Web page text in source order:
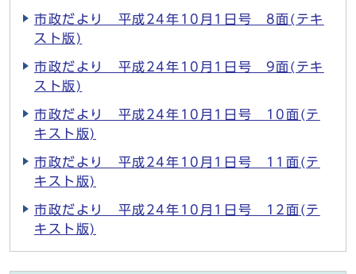
市政だより 平成24年10月1日号 8面(テキ
スト版)
市政だより 平成24年10月1日号 9面(テキ
スト版)
市政だより 平成24年10月1日号 10面(テ
キスト版)
市政だより 平成24年10月1日号 11面(テ
キスト版)
市政だより 平成24年10月1日号 12面(テ
キスト版)